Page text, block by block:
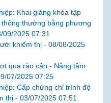
Khai giảng khóa tập
thường bằng phương
09/2025 07:31
khiếm thị - 08/08/2025
qua rào cản - Nâng tầm
07/2025 07:25
Cấp chứng chỉ trình độ
thị - 03/07/2025 07:51